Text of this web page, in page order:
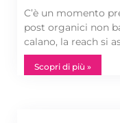
C’è un momento
post organici non
calano, la reach si
Scopri di più »